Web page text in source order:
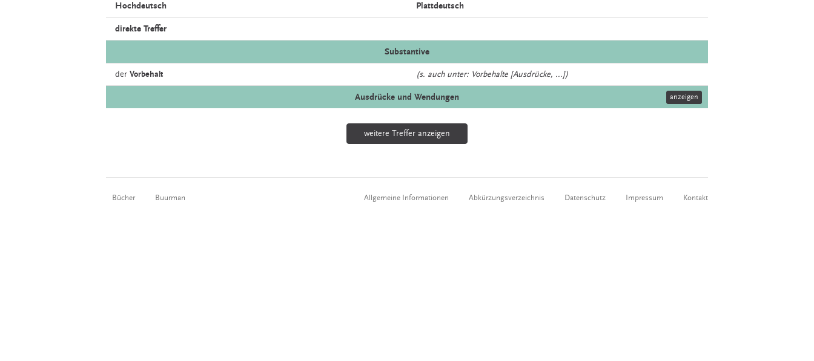
Hochdeutsch Plattdeutsch
direkte Treffer
Substantive
der Vorbehalt (s. auch unter: Vorbehalte [Ausdrücke, ...])
Ausdrücke und Wendungen anzeigen
weitere Treffer anzeigen
Bücher Buurman Allgemeine Informationen Abkürzungsverzeichnis Datenschutz Impressum Kontakt